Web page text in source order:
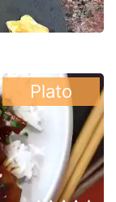
Plato